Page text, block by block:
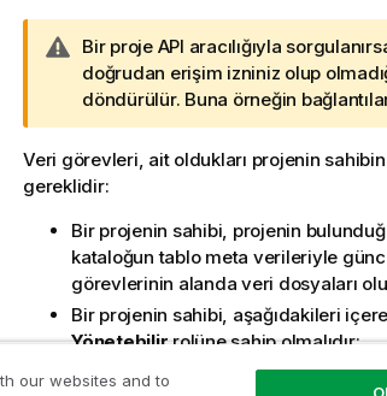
U
y
a
r
ı
n
t
u
Bir proje API aracılığıyla
doğrudan erişim izniniz olup
döndürülür. Buna örneğin
Veri görevleri, ait oldukları projenin
gereklidir:
Bir projenin sahibi, projenin
kataloğun tablo meta verileriyle
görevlerinin alanda veri dosyaları
Bir projenin sahibi, aşağıdakileri
Yönetebilirrolüne sahip olmalıdır:
Projede kullanılan hedef
our websites and to